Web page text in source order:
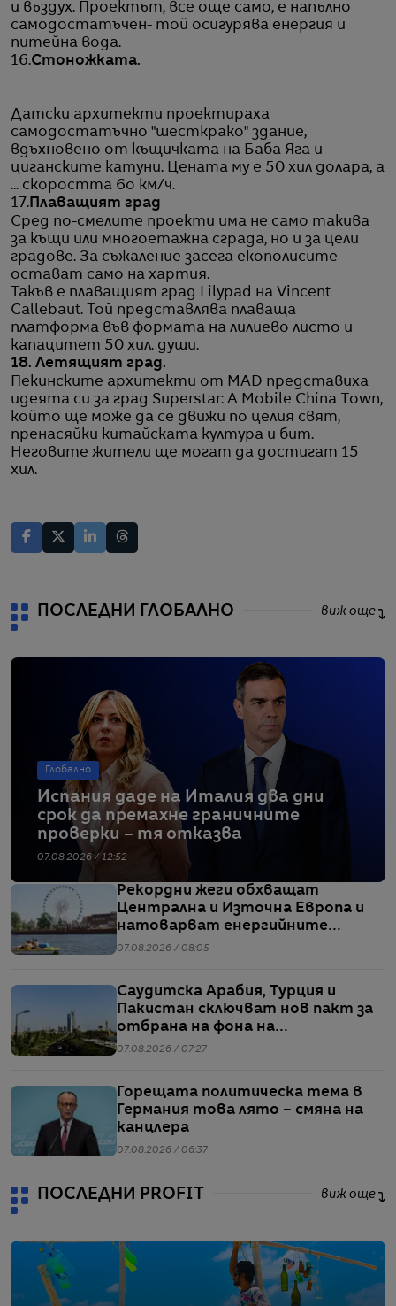
и въздух. Проектът, все още само, е напълно
самодостатъчен- той осигурява енергия и
питейна вода.
16.Стоножката.
Датски архитекти проектираха
самодостатъчно "шесткрако" здание,
вдъхновено от къщичката на Баба Яга и
циганските катуни. Цената му е 50 хил долара, а
... скоростта 6о км/ч.
17. Плаващият град
Сред по-смелите проекти има не само такива
за къщи или многоетажна сграда, но и за цели
градове. За съжаление засега екополисите
остават само на хартия.
Такъв е плаващият град Lilypad на Vincent
Callebaut. Той представлява плаваща
платформа във формата на лилиево листо и
капацитет 50 хил. души.
18. Летящият град.
Пекинските архитекти от MAD представиха
идеята си за град Superstar: A Mobile China Town,
който ще може да се движи по целия свят,
пренасяйки китайската култура и бит.
Неговите жители ще могат да достигат 15
хил.
ПОСЛЕДНИ ГЛОБАЛНО виж още
Глобално
Испания даде на Италия два дни
срок да премахне граничните
проверки – тя отказва
07.08.2026 / 12:52
Рекордни жеги обхващат
Централна и Източна Европа и
натоварват енергийните
системи
07.08.2026 / 08:05
Саудитска Арабия, Турция и
Пакистан сключват нов пакт за
отбрана на фона на
напрежението между САЩ и Иран
07.08.2026 / 07:27
Горещата политическа тема в
Германия това лято – смяна на
канцлера
07.08.2026 / 06:37
ПОСЛЕДНИ PROFIT виж още